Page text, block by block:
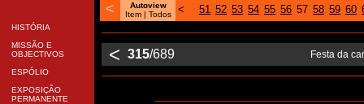
HISTÓRIA
MISSÃO E
OBJECTIVOS
ESPÓLIO
EXPOSIÇÃO
PERMANENTE
<
Autoview
Item | Todos < 51 52 53 54 55 56 57 58 59 60
< 315/689 Festa da